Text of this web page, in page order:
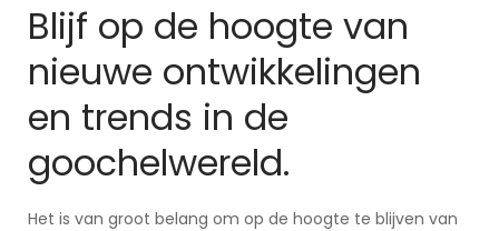
Blijf op de hoogte van
nieuwe ontwikkelingen
en trends in de
goochelwereld.
Het is van groot belang om op de hoogte te blijven van